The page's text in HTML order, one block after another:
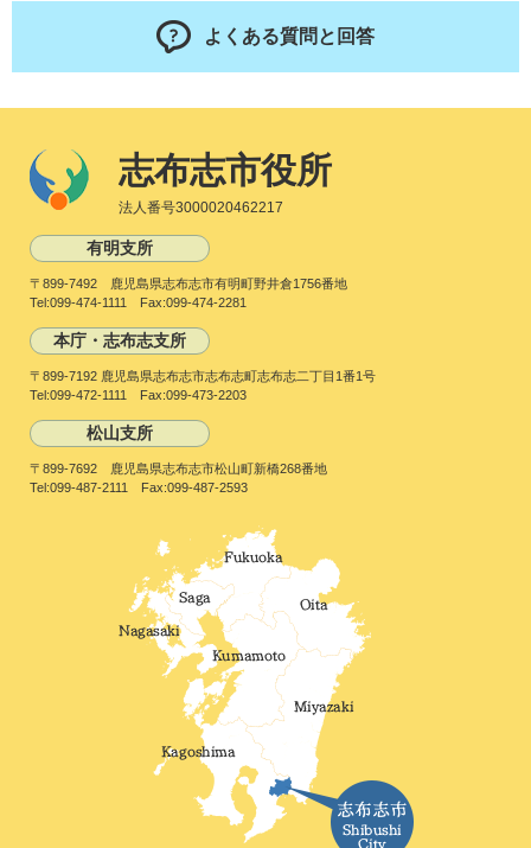
よくある質問と回答
志布志市役所
法人番号3000020462217
有明支所
〒899-7492 鹿児島県志布志市有明町野井倉1756番地
Tel:099-474-1111 Fax:099-474-2281
本庁・志布志支所
〒899-7192 鹿児島県志布志市志布志町志布志二丁目1番1号
Tel:099-472-1111 Fax:099-473-2203
松山支所
〒899-7692 鹿児島県志布志市松山町新橋268番地
Tel:099-487-2111 Fax:099-487-2593